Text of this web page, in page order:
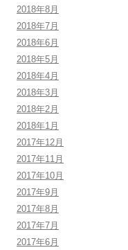
2018年8月
2018年7月
2018年6月
2018年5月
2018年4月
2018年3月
2018年2月
2018年1月
2017年12月
2017年11月
2017年10月
2017年9月
2017年8月
2017年7月
2017年6月